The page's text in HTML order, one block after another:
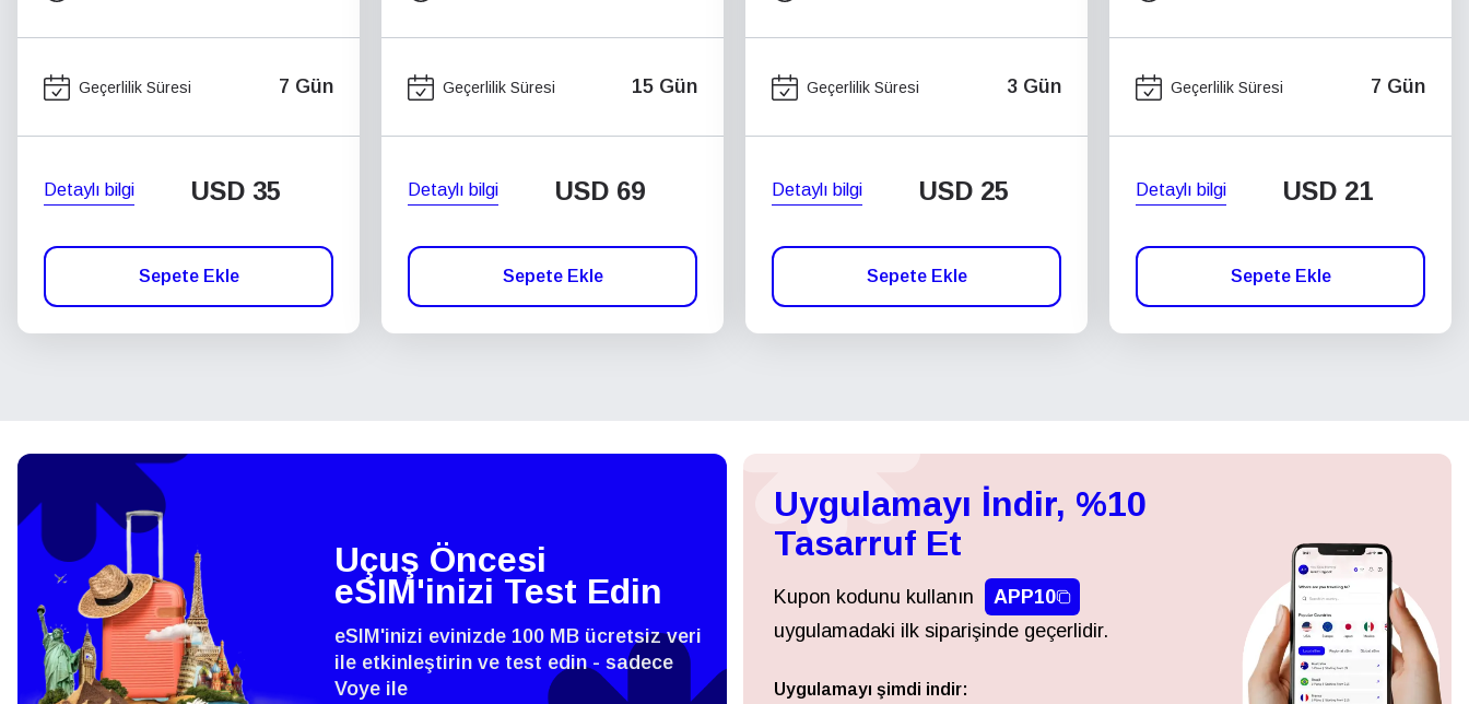
Geçerlilik Süresi 7 Gün
Detaylı bilgi USD 35
Sepete Ekle
Geçerlilik Süresi 15 Gün
Detaylı bilgi USD 69
Sepete Ekle
Geçerlilik Süresi 3 Gün
Detaylı bilgi USD 25
Sepete Ekle
Geçerlilik Süresi 7 Gün
Detaylı bilgi USD 21
Sepete Ekle
Uçuş Öncesi
eSIM'inizi Test Edin
eSIM'inizi evinizde 100 MB ücretsiz veri
ile etkinleştirin ve test edin - sadece
Voye ile
Uygulamayı İndir, %10
Tasarruf Et
Kupon kodunu kullanın
APP10
uygulamadaki ilk siparişinde geçerlidir.
Uygulamayı şimdi indir:
Giriş Yap veya Kayıt Ol